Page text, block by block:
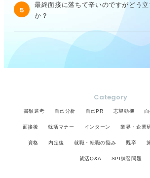
5
最終面接に落ちて辛いのですがどう
か？
Category
書類選考 自己分析 自己PR 志望動機
面接後 就活マナー インターン 業界・企業
資格 内定後 就職・転職の悩み 既卒
就活Q&A SPI練習問題